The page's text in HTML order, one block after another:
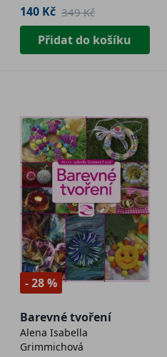
140 Kč 349 Kč
Přidat do košíku
- 28 %
Barevné tvoření
Alena Isabella
Grimmichová